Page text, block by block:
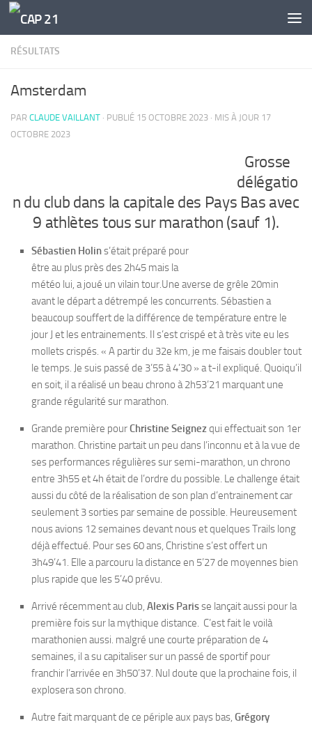
Skip to content
RÉSULTATS
Amsterdam
PAR CLAUDE VAILLANT · PUBLIÉ 15 OCTOBRE 2023 · MIS À JOUR 17
OCTOBRE 2023
Grosse
délégatio
n du club dans la capitale des Pays Bas avec
9 athlètes tous sur marathon (sauf 1).
Sébastien Holins’était préparé pour
être au plus près des 2h45 mais la
météo lui, a joué un vilain tour.Une averse de grêle 20min
avant le départ a détrempé les concurrents. Sébastien a
beaucoup souffert de la différence de température entre le
jour J et les entrainements. Il s’est crispé et à très vite eu les
mollets crispés. « A partir du 32e km, je me faisais doubler tout
le temps. Je suis passé de 3’55 à 4’30 » a t-il expliqué. Quoiqu’il
en soit, il a réalisé un beau chrono à 2h53’21 marquant une
grande régularité sur marathon.
Grande première pourChristine Seignezqui effectuait son 1er
marathon. Christine partait un peu dans l’inconnu et à la vue de
ses performances régulières sur semi-marathon, un chrono
entre 3h55 et 4h était de l’ordre du possible. Le challenge était
aussi du côté de la réalisation de son plan d’entrainement car
seulement 3 sorties par semaine de possible. Heureusement
nous avions 12 semaines devant nous et quelques Trails long
déjà effectué. Pour ses 60 ans, Christine s’est offert un
3h49’41. Elle a parcouru la distance en 5’27 de moyennes bien
plus rapide que les 5’40 prévu.
Arrivé récemment au club, Alexis Parisse lançait aussi pour la
première fois sur la mythique distance. C’est fait le voilà
marathonien aussi. malgré une courte préparation de 4
semaines, il a su capitaliser sur un passé de sportif pour
franchir l’arrivée en 3h50’37. Nul doute que la prochaine fois, il
explosera son chrono.
Autre fait marquant de ce périple aux pays bas, Grégory